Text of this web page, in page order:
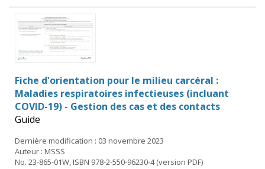
Fiche d'orientation pour le milieu carcéral :
Maladies respiratoires infectieuses (incluant
COVID-19) - Gestion des cas et des contacts
Guide
Dernière modification : 03 novembre 2023
Auteur : MSSS
No. 23-865-01W, ISBN 978-2-550-96230-4 (version PDF)